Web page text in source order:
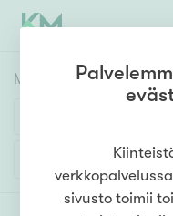
Myyntikohteet
1h 2h
Lisää hakuehtoja
sivusto toimii